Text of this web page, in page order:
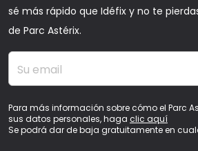
sé más rápido que Idéfix y no te
de Parc Astérix.
Su email
Para más información sobre cómo el Parc
sus datos personales, haga clic aquí
Se podrá dar de baja gratuitamente en